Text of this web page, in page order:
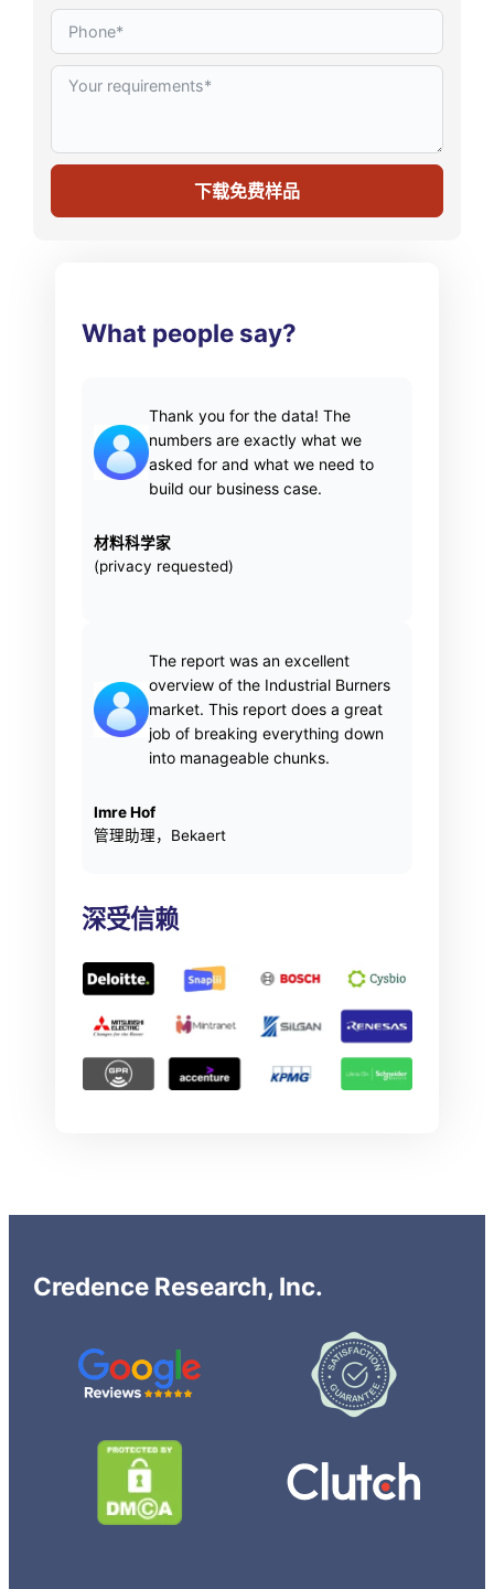
下载免费样品
What people say?
Thank you for the data! The
numbers are exactly what we
asked for and what we need to
build our business case.
材料科学家
(privacy requested)
The report was an excellent
overview of the Industrial Burners
market. This report does a great
job of breaking everything down
into manageable chunks.
Imre Hof
管理助理，Bekaert
深受信赖
Credence Research, Inc.